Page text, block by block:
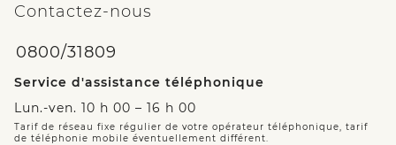
Contactez-nous
0800/31809
Service d'assistance téléphonique
Lun.-ven. 10 h 00 – 16 h 00
Tarif de réseau fixe régulier de votre opérateur téléphonique, tarif
de téléphonie mobile éventuellement différent.